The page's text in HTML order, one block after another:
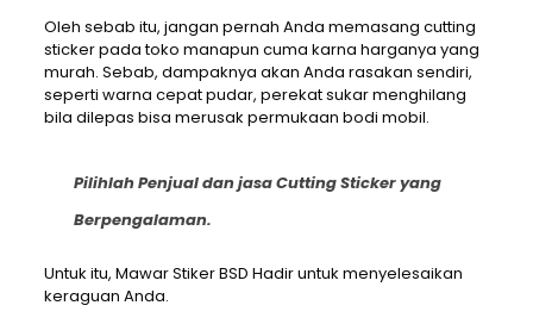
Oleh sebab itu, jangan pernah Anda memasang cutting
sticker pada toko manapun cuma karna harganya yang
murah. Sebab, dampaknya akan Anda rasakan sendiri,
seperti warna cepat pudar, perekat sukar menghilang
bila dilepas bisa merusak permukaan bodi mobil.
Pilihlah Penjual dan jasa Cutting Sticker yang
Berpengalaman.
Untuk itu, Mawar Stiker BSD Hadir untuk menyelesaikan
keraguan Anda.